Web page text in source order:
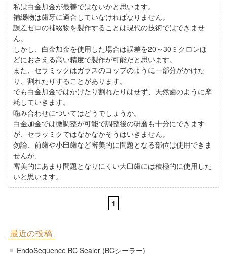
私は白金加金が最善ではないかと思います。
補綴物は歯牙に適合していなければなりません。
誤差ゼロの補綴物を製作することは現代の技術ではできませ
ん。
しかし、白金加金を使用した場合は誤差を20～30ミクロンほ
どにおさえる高い精度で製作が可能だと思います。
また、セラミックはガラスのコップのように一部分がかけた
り、割れたりすることがあります。
でも白金加金ではかけたり割れたりはせず、天然歯のように摩
耗していきます。
噛み合わせについてはどうでしょうか。
白金加金では微調整が可能で調整後の研磨も十分にできます
が、セラッミクではなかなかそうはいきません。
勿論、前歯や小臼歯など審美的に問題となる部位は使用できま
せんが、
審美的にあまり問題となりにくい大臼歯には積極的に使用した
いと思います。
1
最近の投稿
EndoSequence BC Sealer (BCシーラー)